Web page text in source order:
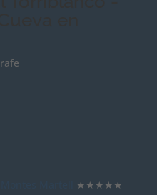
★★★★★